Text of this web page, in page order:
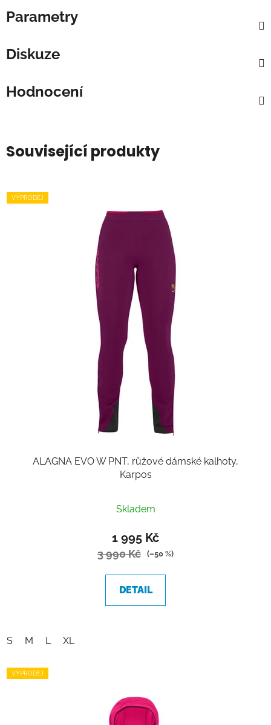
Parametry
Diskuze
Hodnocení
Související produkty
VÝPRODEJ
ALAGNA EVO W PNT, růžové dámské kalhoty,
Karpos
Skladem
1 995 Kč
3 990 Kč (–50 %)
DETAIL
S M L XL
VÝPRODEJ